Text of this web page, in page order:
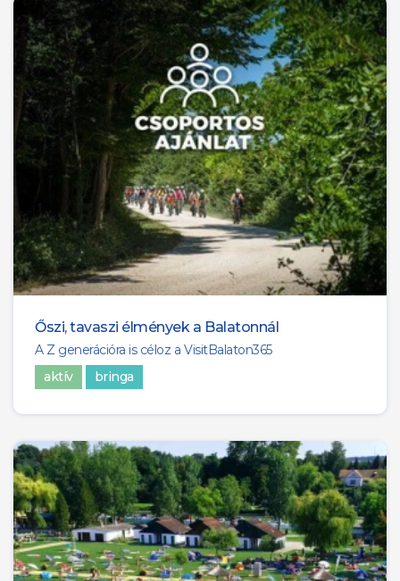
Őszi, tavaszi élmények a Balatonnál
A Z generációra is céloz a VisitBalaton365
aktív
bringa